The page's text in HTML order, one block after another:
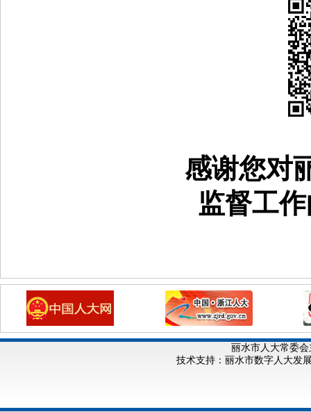
感谢您对
监督工
丽水市人大常委会
技术支持：丽水市数字人大发